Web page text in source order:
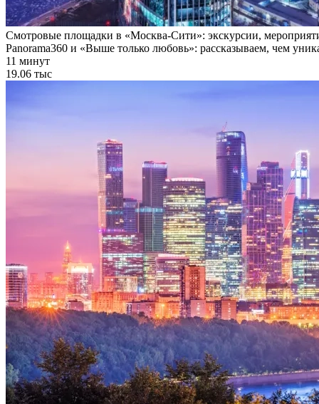
Смотровые площадки в «Москва-Сити»: экскурсии,
Panorama360 и «Выше только любовь»: рассказываем, чем
11 минут
19.06 тыс